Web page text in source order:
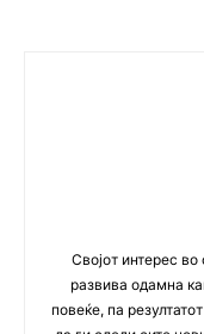
Својот интерес во
развива одамна
повеќе, па